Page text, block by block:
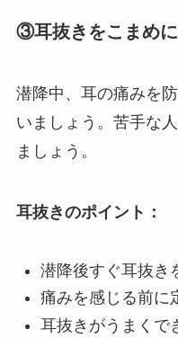
③耳抜きをこまめ
潜降中、耳の痛みを
いましょう。苦手な
ましょう。
耳抜きのポイント：
潜降後すぐ耳抜き
痛みを感じる前に
耳抜きがうまくで